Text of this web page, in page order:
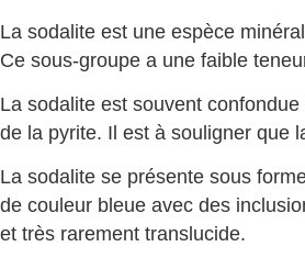
La sodalite est une espèce
Ce sous-groupe a une faible
La sodalite est souvent
de la pyrite. Il est à souligner que
La sodalite se présente sous
de couleur bleue avec des
et très rarement translucide.